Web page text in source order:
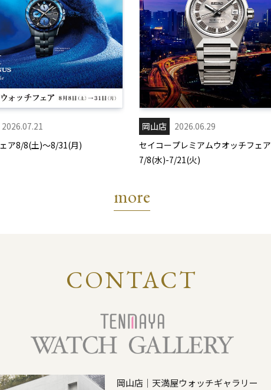
2026.07.21
ア8/8(土)～8/31(月)
岡山店
2026.06.29
セイコープレミアムウオッチフェア
7/8(水)-7/21(火)
more
CONTACT
岡山店｜天満屋ウォッチギャラリー